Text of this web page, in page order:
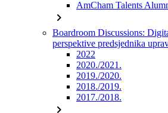
AmCham Talents
chevron_right
Boardroom Discussions:
perspektive predsjednika
2022
2020./2021.
2019./2020.
2018./2019.
2017./2018.